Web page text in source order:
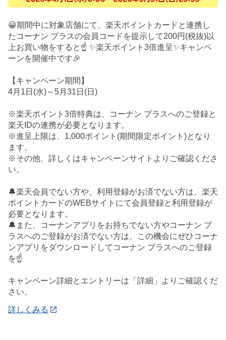
😀期間中に対象店舗にて、楽天ポイントカードと連携し
たコーナン プラスの会員コードを提示して200円(税抜)以
上お買い物をすると☝️ ✨楽天ポイント3倍進呈✨キャンペ
ーンを開催中です🎉
【キャンペーン期間】
4月1日(水)～5月31日(日)
※楽天ポイント3倍特典は、コーナン プラスへのご登録と
楽天IDの連携が必要となります。
※進呈上限は、1,000ポイント(期間限定ポイント)となり
ます。
※その他、詳しくはキャンペーンサイトよりご確認くださ
い。
🔔楽天会員でない方や、利用登録がお済でない方は、楽天
ポイントカードのWEBサイトにて会員登録と利用登録が
必要となります。
🔔また、コーナンアプリをお持ちでない方やコーナン プ
ラスへのご登録がお済でない方は、この機会にぜひコーナ
ンアプリをダウンロードしてコーナン プラスへのご登録
を☝️
キャンペーン詳細とエントリーは「詳細」よりご確認くだ
さい。
詳しくみる